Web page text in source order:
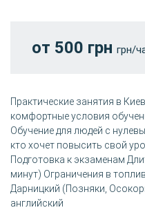
от 500 грн грн/
Практические занятия в
комфортные условия
Обучение для людей с
кто хочет повысить свой
Подготовка к экзаменам
минут) Ограничения в
Дарницкий (Позняки,
английский